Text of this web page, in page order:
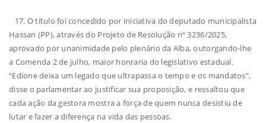
17. O título foi concedido por iniciativa do deputado municipalista
Hassan (PP), através do Projeto de Resolução nº 3236/2025,
aprovado por unanimidade pelo plenário da Alba, outorgando-lhe
a Comenda 2 de julho, maior honraria do legislativo estadual.
“Edione deixa um legado que ultrapassa o tempo e os mandatos”,
disse o parlamentar ao justificar sua proposição, e ressaltou que
cada ação da gestora mostra a força de quem nunca desistiu de
lutar e fazer a diferença na vida das pessoas.